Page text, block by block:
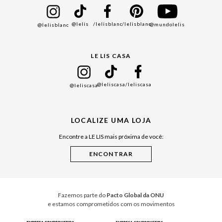
Black Friday
Cuidados Casa
@lelisblanc @lelis /lelisblanc/lelisblanc@mundolelis
LE LIS CASA
@leliscasa@leliscasa/leliscasa
LOCALIZE UMA LOJA
Encontre a LE LIS mais próxima de você:
Fazemos parte do Pacto Global da ONU
e estamos comprometidos com os movimentos